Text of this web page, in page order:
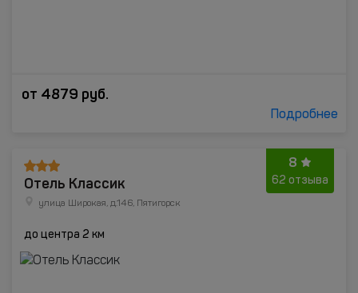
от 4879 руб.
Подробнее
8
62 отзыва
Отель Классик
улица Широкая, д.146, Пятигорск
до центра 2 км